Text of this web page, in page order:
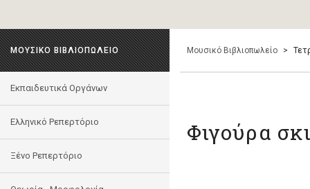
ΜΟΥΣΙΚΟ ΒΙΒΛΙΟΠΩΛΕΙΟ
Εκπαιδευτικά Οργάνων
Ελληνικό Ρεπερτόριο
Ξένο Ρεπερτόριο
Μουσικό Βιβλιοπωλείο >
Φιγούρα